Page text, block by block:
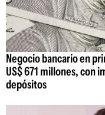
Negocio bancario en
US$ 671 millones, con
depósitos